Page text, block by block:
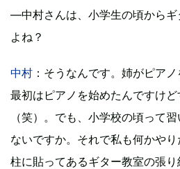
―中村さんは、小学生の頃からギ
よね？
中村 ：そうなんです。姉がピア
最初はピアノを始めたんですけ
（笑）。でも、小学校の頃って
ないですか。それで私も何かや
柱に貼ってあるギター教室の張